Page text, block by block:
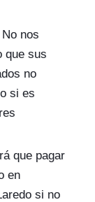
nos
que sus
no
si es
que pagar
en
si no